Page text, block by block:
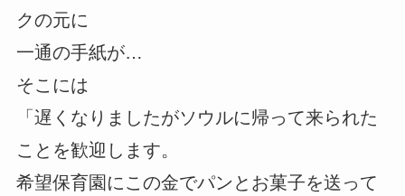
クの元に
一通の手紙が…
そこには
「遅くなりましたがソウルに帰って来られた
ことを歓迎します。
希望保育園にこの金でパンとお菓子を送って